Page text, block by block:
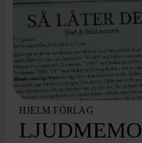
HJELM FÖRLAG